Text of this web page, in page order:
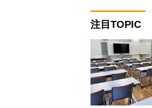
注目TOPIC